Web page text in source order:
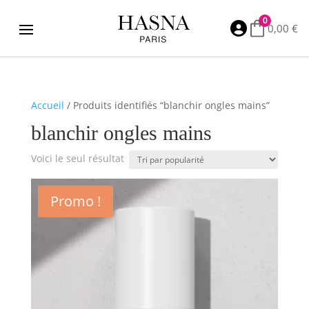
 0
0,00 €
Accueil / Produits identifiés “blanchir ongles mains”
blanchir ongles mains
Voici le seul résultat
Promo !